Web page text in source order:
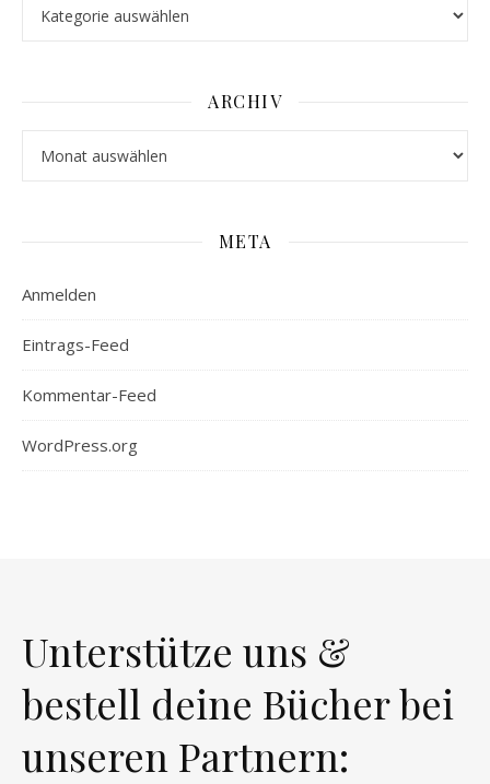
ARCHIV
META
Anmelden
Eintrags-Feed
Kommentar-Feed
WordPress.org
Unterstütze uns &
bestell deine Bücher bei
unseren Partnern: